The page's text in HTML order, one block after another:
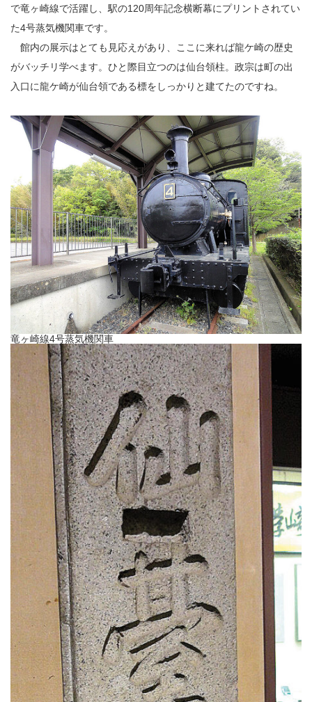
で竜ヶ崎線で活躍し、駅の120周年記念横断幕にプリントされてい
た4号蒸気機関車です。
館内の展示はとても見応えがあり、ここに来れば龍ケ崎の歴史
がバッチリ学べます。ひと際目立つのは仙台領柱。政宗は町の出
入口に龍ケ崎が仙台領である標をしっかりと建てたのですね。
竜ヶ崎線4号蒸気機関車